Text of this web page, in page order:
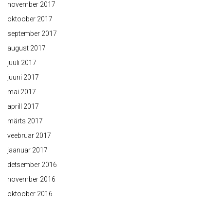
november 2017
oktoober 2017
september 2017
august 2017
juuli 2017
juuni 2017
mai 2017
aprill 2017
märts 2017
veebruar 2017
jaanuar 2017
detsember 2016
november 2016
oktoober 2016